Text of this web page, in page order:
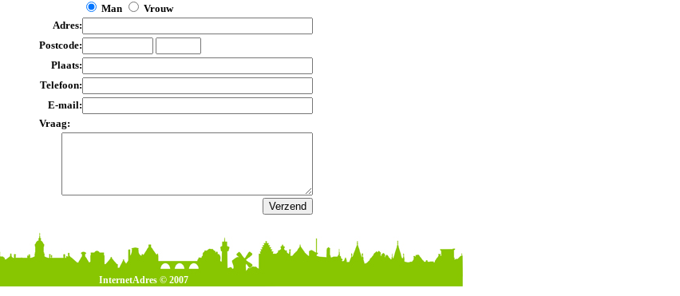
Man
Vrouw
Adres:
Postcode:
Plaats:
Telefoon:
E-mail:
Vraag:
InternetAdres © 2007